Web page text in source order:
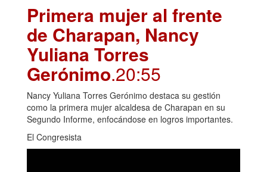
Primera mujer al frente
de Charapan, Nancy
Yuliana Torres
Gerónimo.20:55
Nancy Yuliana Torres Gerónimo destaca su gestión
como la primera mujer alcaldesa de Charapan en su
Segundo Informe, enfocándose en logros importantes.
El Congresista